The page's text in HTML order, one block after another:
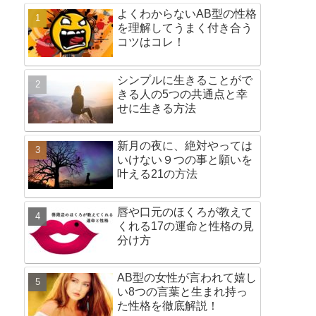
よくわからないAB型の性格
を理解してうまく付き合う
コツはコレ！
シンプルに生きることがで
きる人の5つの共通点と幸
せに生きる方法
新月の夜に、絶対やっては
いけない９つの事と願いを
叶える21の方法
唇や口元のほくろが教えて
くれる17の運命と性格の見
分け方
AB型の女性が言われて嬉し
い8つの言葉と生まれ持っ
た性格を徹底解説！